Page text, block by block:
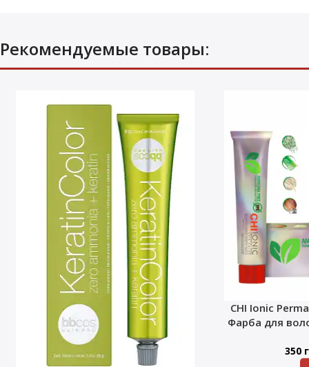
Рекомендуемые товары:
CHI Ionic
Фарба для
350